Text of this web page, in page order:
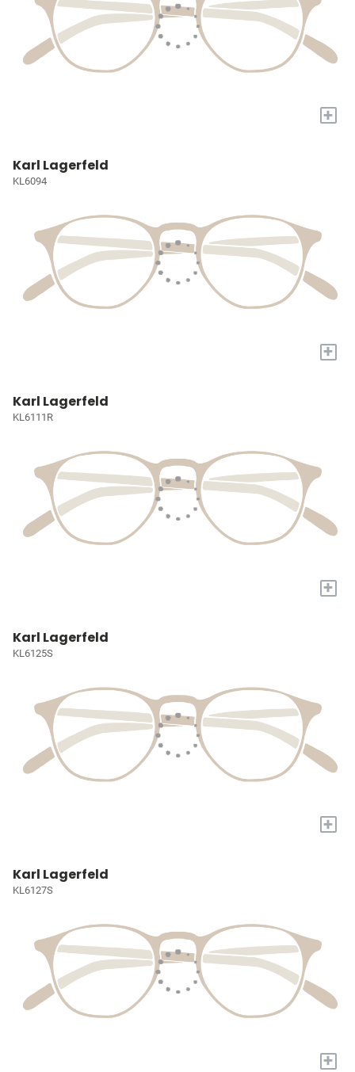
+
Karl Lagerfeld
KL6094
+
Karl Lagerfeld
KL6111R
+
Karl Lagerfeld
KL6125S
+
Karl Lagerfeld
KL6127S
+